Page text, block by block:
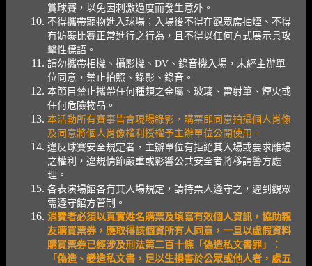
賞球賽，以免因刺激過度而發生意外。
不得攜帶寵物進入球場；入場後不得在觀眾席抽煙、不得
有妨礙比賽正常進行之行為，且不得以任何方式展示具攻
擊性標語。
請勿攜帶相機、攝影機、DV、錄音機入場，未經主辦單
位同意，禁止拍照、錄影、錄音。
本節目禁止攜帶任何種類之金屬、玻璃、雷射筆、煙火或
任何危險物品。
本活動所有賽事皆會現場錄影，購票即同意拍攝個人肖像
及同意將個人肖像權利授權予主辦單位公開使用。
違反球賽安全規定者，主辦單位有拒絕其入場或要求離場
之權利，違規情節嚴重或影響公共安全者將移請警方處
理。
各表演場館各有其入場規定，請持票人遵守之，遲到觀眾
需遵守館方管制。
消費者必須以真實姓名購票及填寫有效個人資訊，協助親
友購買票券，應取得該個資所有人同意，一旦以虛假資料
購買票券已經涉及刑法第二百十條「偽造私文書罪」：
「偽造、變造私文書，足以生損害於公眾或他人者，處五